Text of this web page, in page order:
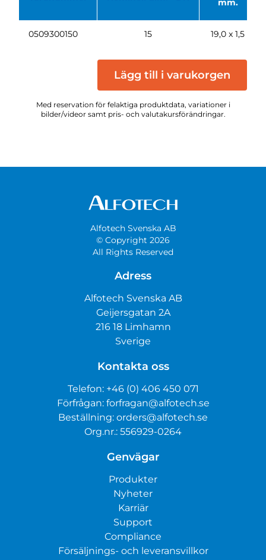
mm.
0509300150 15 19,0 x 1,5
Lägg till i varukorgen
Med reservation för felaktiga produktdata, variationer i
bilder/videor samt pris- och valutakursförändringar.
Alfotech Svenska AB
© Copyright 2026
All Rights Reserved
Adress
Alfotech Svenska AB
Geijersgatan 2A
216 18 Limhamn
Sverige
Kontakta oss
Telefon: +46 (0) 406 450 071
Förfrågan: forfragan@alfotech.se
Beställning: orders@alfotech.se
Org.nr.: 556929-0264
Genvägar
Produkter
Nyheter
Karriär
Support
Compliance
Försäljnings- och leveransvillkor